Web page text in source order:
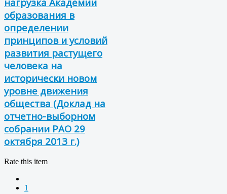
образования в
определении
принципов и условий
развития растущего
человека на
исторически новом
уровне движения
общества (Доклад на
отчетно-выборном
собрании РАО 29
октября 2013 г.)
Rate this item
1